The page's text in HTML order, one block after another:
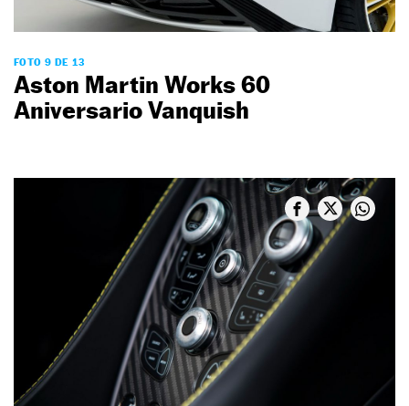
FOTO 9 DE 13
Aston Martin Works 60
Aniversario Vanquish